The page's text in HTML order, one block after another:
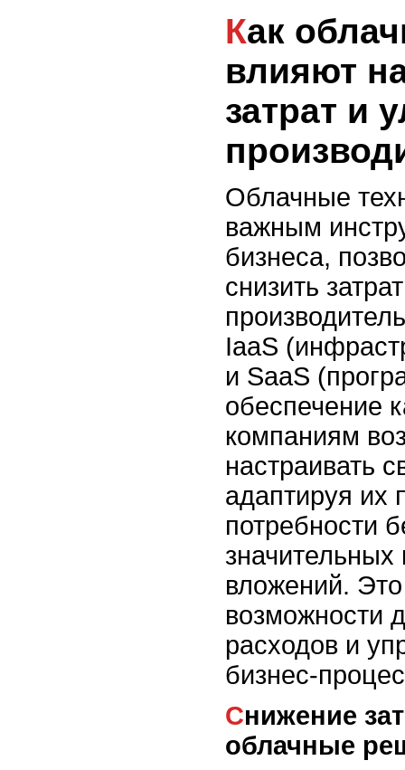
Как облачные решения
влияют
затрат и
Облачные
важным
бизнеса,
снизить
IaaS
и SaaS
обеспечение
компаниям
настраивать
адаптируя их
потребности
значительных
вложений.
возможности
расходов и
бизнес-
Снижение затрат через
облачные